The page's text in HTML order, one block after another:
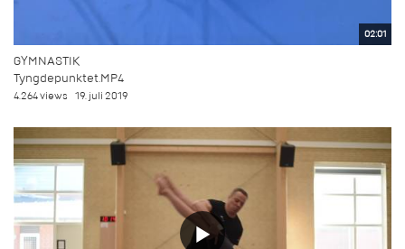
02:01
GYMNASTIK
Tyngdepunktet.MP4
4.264 views 19. juli 2019